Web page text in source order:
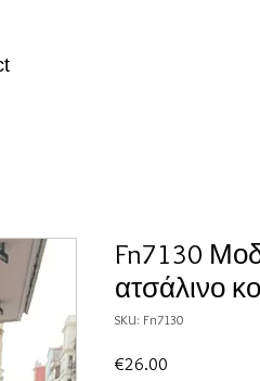
Fn7130
ατσάλινο
SKU: Fn7130
€26.00